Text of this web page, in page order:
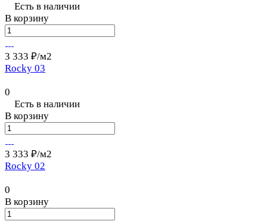
Есть в наличии
В корзину
3 333 ₽/м2
Rocky 03
0
Есть в наличии
В корзину
3 333 ₽/м2
Rocky 02
0
В корзину